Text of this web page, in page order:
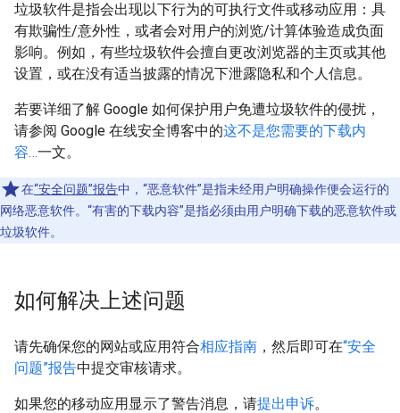
垃圾软件是指会出现以下行为的可执行文件或移动应用：具
有欺骗性/意外性，或者会对用户的浏览/计算体验造成负面
影响。例如，有些垃圾软件会擅自更改浏览器的主页或其他
设置，或在没有适当披露的情况下泄露隐私和个人信息。
若要详细了解 Google 如何保护用户免遭垃圾软件的侵扰，
请参阅 Google 在线安全博客中的这不是您需要的下载内
容…一文。
在“安全问题”报告中，“恶意软件”是指未经用户明确操作便会运行的
网络恶意软件。“有害的下载内容”是指必须由用户明确下载的恶意软件或
垃圾软件。
如何解决上述问题
请先确保您的网站或应用符合相应指南 ，然后即可在“安全
问题”报告中提交审核请求。
如果您的移动应用显示了警告消息，请提出申诉。